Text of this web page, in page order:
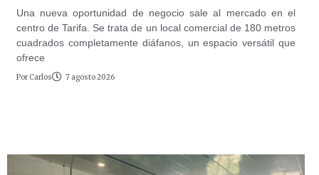
Una nueva oportunidad de negocio sale al mercado en el
centro de Tarifa. Se trata de un local comercial de 180 metros
cuadrados completamente diáfanos, un espacio versátil que
ofrece
Por Carlos 7 agosto 2026